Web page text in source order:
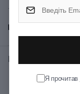
Термін гарантії
Показати всі
Відгуки:
Я прочитав